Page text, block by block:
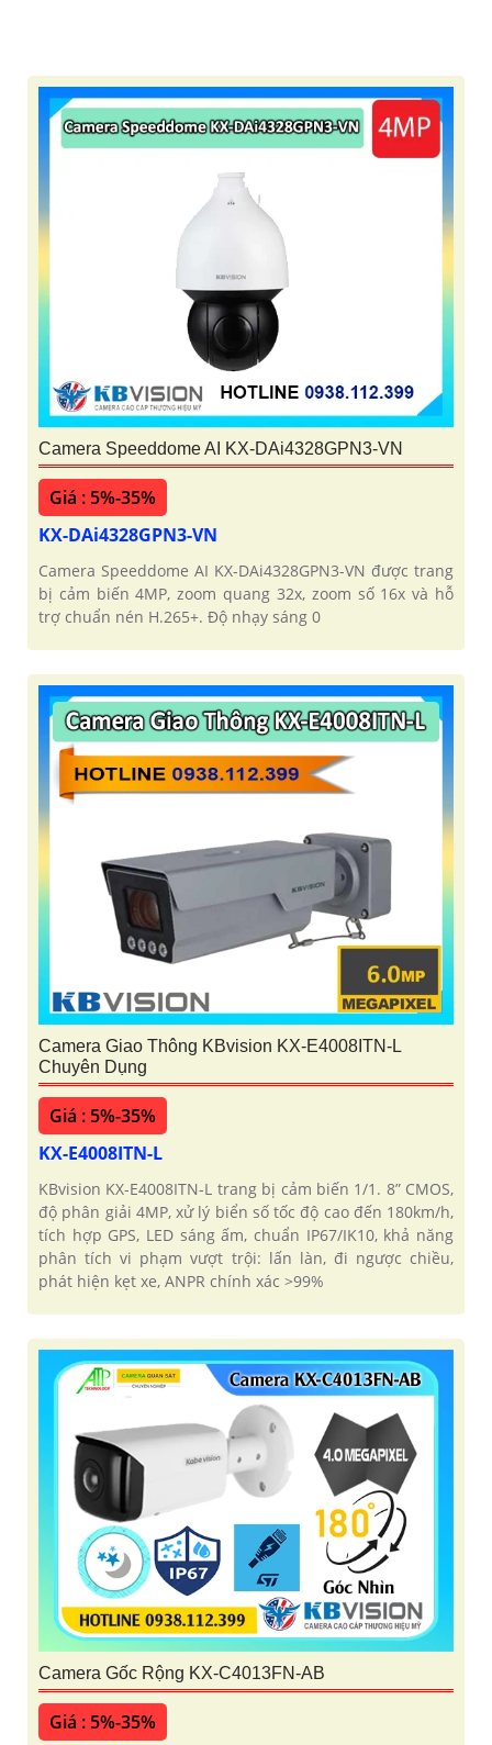
Camera Speeddome AI KX-DAi4328GPN3-VN
Giá : 5%-35%
KX-DAi4328GPN3-VN
Camera Speeddome AI KX-DAi4328GPN3-VN được trang
bị cảm biến 4MP, zoom quang 32x, zoom số 16x và hỗ
trợ chuẩn nén H.265+. Độ nhạy sáng 0
Camera Giao Thông KBvision KX-E4008ITN-L
Chuyên Dụng
Giá : 5%-35%
KX-E4008ITN-L
KBvision KX-E4008ITN-L trang bị cảm biến 1/1. 8” CMOS,
độ phân giải 4MP, xử lý biển số tốc độ cao đến 180km/h,
tích hợp GPS, LED sáng ấm, chuẩn IP67/IK10, khả năng
phân tích vi phạm vượt trội: lấn làn, đi ngược chiều,
phát hiện kẹt xe, ANPR chính xác >99%
Camera Gốc Rộng KX-C4013FN-AB
Giá : 5%-35%